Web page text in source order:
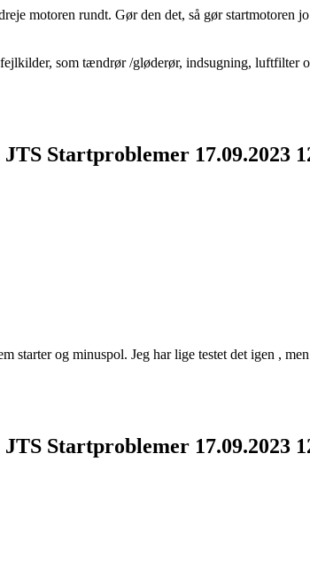
motoren rundt. Gør den det, så gør startmotoren
som tændrør /gløderør, indsugning, luftfilter
JTS Startproblemer 17.09.2023
starter og minuspol. Jeg har lige testet det igen ,
JTS Startproblemer 17.09.2023